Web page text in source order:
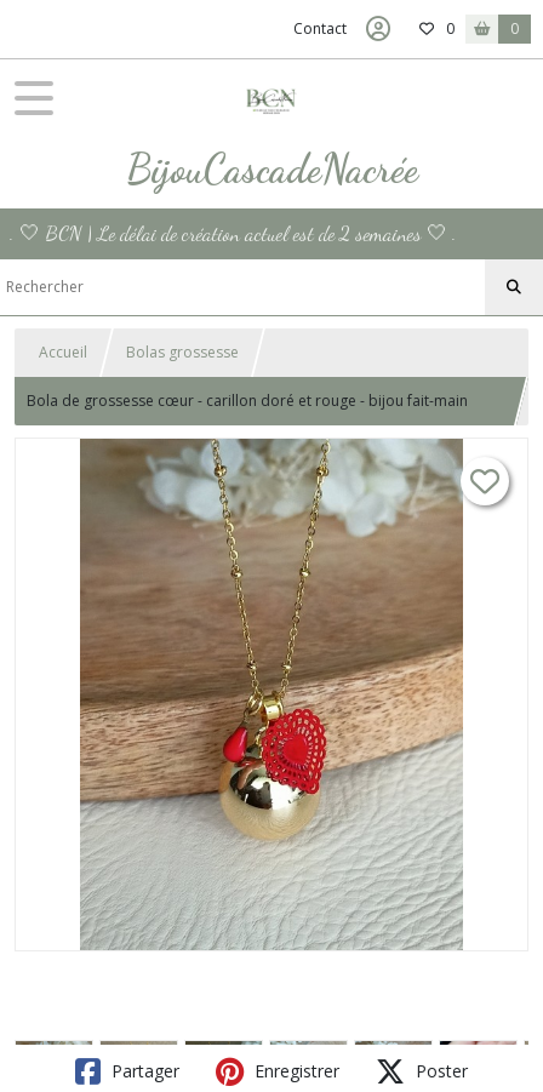
Contact 0 0
BijouCascadeNacrée
. 🤍 BCN | Le délai de création actuel est de 2 semaines 🤍 .
Accueil Bolas grossesse
Bola de grossesse cœur - carillon doré et rouge - bijou fait-main
pour femme enceinte - cadeaux bijoux de maternité fait sur mesure
Partager Enregistrer Poster